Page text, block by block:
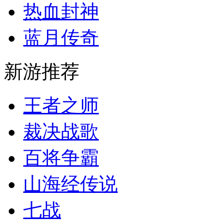
热血封神
蓝月传奇
新游推荐
王者之师
裁决战歌
百将争霸
山海经传说
七战